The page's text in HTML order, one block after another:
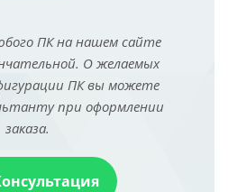
ПК на нашем сайте
О желаемых
ПК вы можете
при оформлении
заказа.